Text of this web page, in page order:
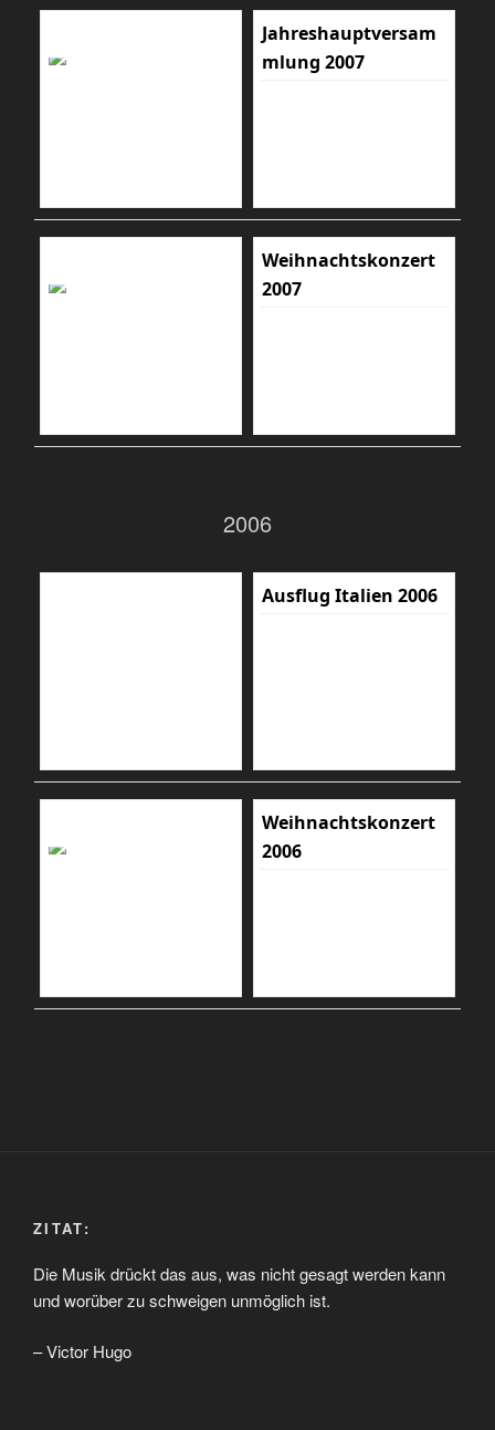
Jahreshauptversam
mlung 2007
Weihnachtskonzert
2007
2006
Ausflug Italien 2006
Weihnachtskonzert
2006
ZITAT:
Die Musik drückt das aus, was nicht gesagt werden kann
und worüber zu schweigen unmöglich ist.
– Victor Hugo